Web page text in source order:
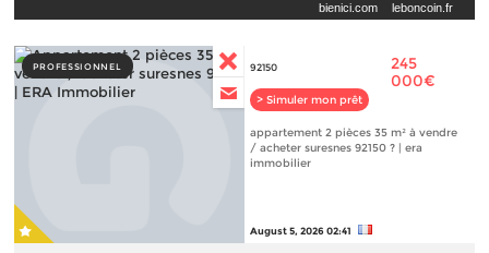
bienici.com leboncoin.fr
PROFESSIONNEL 92150
> Simuler mon prêt
245
000€
appartement 2 pièces 35 m² à vendre
/ acheter suresnes 92150 ? | era
immobilier
August 5, 2026 02:41